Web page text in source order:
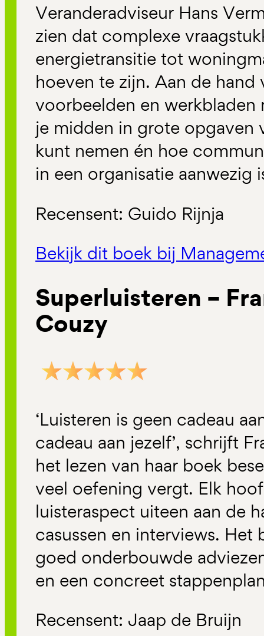
Veranderadviseur Hans
zien dat complexe
energietransitie tot
hoeven te zijn. Aan de
voorbeelden en werkbladen
je midden in grote opgaven
kunt nemen én hoe
in een organisatie aanwezig
Recensent: Guido Rijnja
Bekijk dit boek bij
Superluisteren –
Couzy
‘Luisteren is geen cadeau
cadeau aan jezelf’, schrijft
het lezen van haar boek
veel oefening vergt. Elk
luisteraspect uiteen aan de
casussen en interviews. Het
goed onderbouwde
en een concreet
Recensent: Jaap de Bruijn